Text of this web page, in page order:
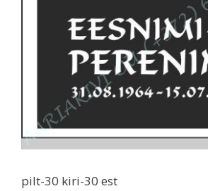
pilt-30 kiri-30 est